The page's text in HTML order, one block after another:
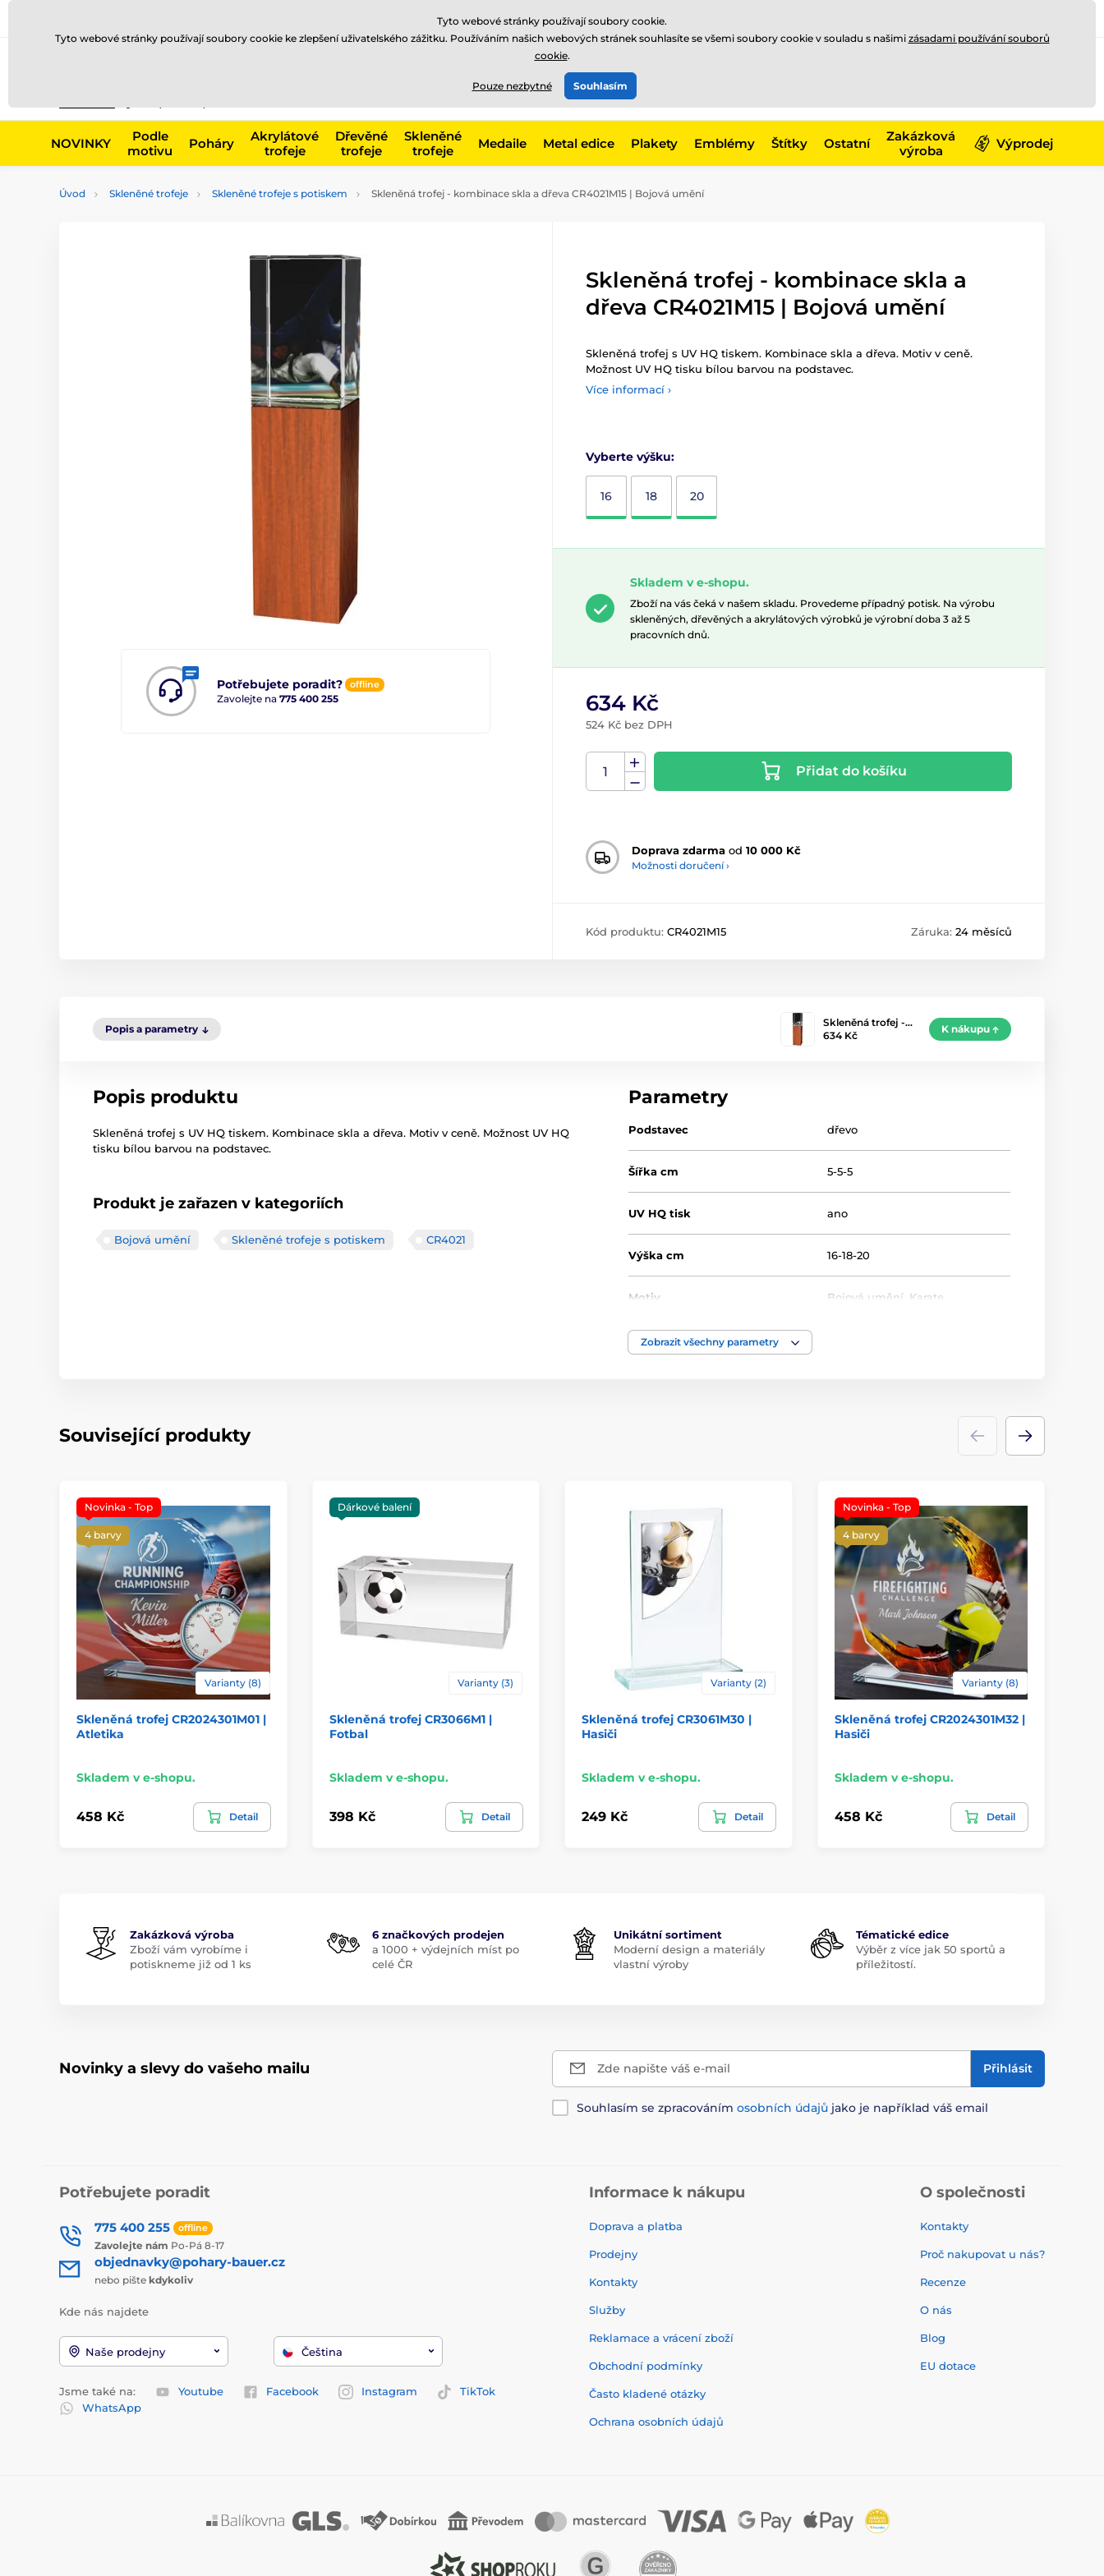
775 400 255
Zavolejte nám
NOVINKY
Podle
motivu
Poháry
Akrylátové
trofeje
Dřevěné
trofeje
Skleněné
trofeje
Medaile Metal edice Plakety Emblémy Štítky Ostatní
Zakázková
výroba
Výprodej
Úvod Skleněné trofeje Skleněné trofeje s potiskem Skleněná trofej - kombinace skla a dřeva CR4021M15 | Bojová umění
Potřebujete poradit? offline
Zavolejte na 775 400 255
Skleněná trofej - kombinace skla a
dřeva CR4021M15 | Bojová umění
Skleněná trofej s UV HQ tiskem. Kombinace skla a dřeva. Motiv v ceně.
Možnost UV HQ tisku bílou barvou na podstavec.
Více informací ›
Vyberte výšku:
16 18 20
Skladem v e-shopu.
Zboží na vás čeká v našem skladu. Provedeme případný potisk. Na výrobu
skleněných, dřevěných a akrylátových výrobků je výrobní doba 3 až 5
pracovních dnů.
634 Kč
524 Kč bez DPH
Přidat do košíku
Doprava zdarma od 10 000 Kč
Možnosti doručení ›
Kód produktu: CR4021M15 Záruka: 24 měsíců
Popis a parametry
Skleněná trofej -…
634 Kč
K nákupu
Popis produktu
Skleněná trofej s UV HQ tiskem. Kombinace skla a dřeva. Motiv v ceně. Možnost UV HQ
tisku bílou barvou na podstavec.
Produkt je zařazen v kategoriích
Bojová umění Skleněné trofeje s potiskem CR4021
Parametry
Podstavec dřevo
Šířka cm 5-5-5
UV HQ tisk ano
Výška cm 16-18-20
Motiv Bojová umění Karate
Typ ocenění
Zobrazit všechny parametry
Související produkty
Novinka - Top
4 barvy
Varianty (8)
Skleněná trofej CR2024301M01 |
Atletika
Skladem v e-shopu.
458 Kč Detail
Dárkové balení
Varianty (3)
Skleněná trofej CR3066M1 |
Fotbal
Skladem v e-shopu.
398 Kč Detail
Varianty (2)
Skleněná trofej CR3061M30 |
Hasiči
Skladem v e-shopu.
249 Kč Detail
Novinka - Top
4 barvy
Varianty (8)
Skleněná trofej CR2024301M32 |
Hasiči
Skladem v e-shopu.
458 Kč Detail
Zakázková výroba
Zboží vám vyrobíme i
potiskneme již od 1 ks
6 značkových prodejen
a 1000 + výdejních míst po
celé ČR
Unikátní sortiment
Moderní design a materiály
vlastní výroby
Tématické edice
Výběr z více jak 50 sportů a
příležitostí.
Novinky a slevy do vašeho mailu Zde napište váš e-mail Přihlásit
Souhlasím se zpracováním osobních údajů jako je například váš email
Potřebujete poradit
775 400 255 offline
Zavolejte nám Po-Pá 8-17
objednavky@pohary-bauer.cz
nebo pište kdykoliv
Kde nás najdete
Naše prodejny Čeština
Jsme také na: Youtube Facebook Instagram
TikTok
WhatsApp
Informace k nákupu
Doprava a platba
Prodejny
Kontakty
Služby
Reklamace a vrácení zboží
Obchodní podmínky
Často kladené otázky
Ochrana osobních údajů
O společnosti
Kontakty
Proč nakupovat u nás?
Recenze
O nás
Blog
EU dotace
Tyto webové stránky používají soubory cookie.
Tyto webové stránky používají soubory cookie ke zlepšení uživatelského zážitku. Používáním našich webových stránek souhlasíte se všemi soubory cookie v souladu s našimi zásadami používání souborů
cookie.
Pouze nezbytné Souhlasím